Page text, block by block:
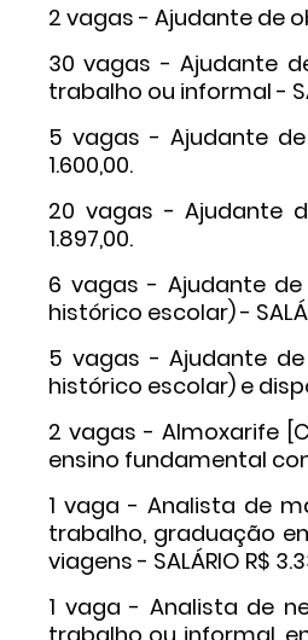
2 vagas - Ajudante de
30 vagas - Ajudante
trabalho ou informal -
5 vagas - Ajudante de
1.600,00.
20 vagas - Ajudante
1.897,00.
6 vagas - Ajudante
histórico escolar) -
5 vagas - Ajudante
histórico escolar) e
2 vagas - Almoxarife
ensino fundamental
1 vaga - Analista de
trabalho, graduação
viagens - SALÁRIO R$
1 vaga - Analista de